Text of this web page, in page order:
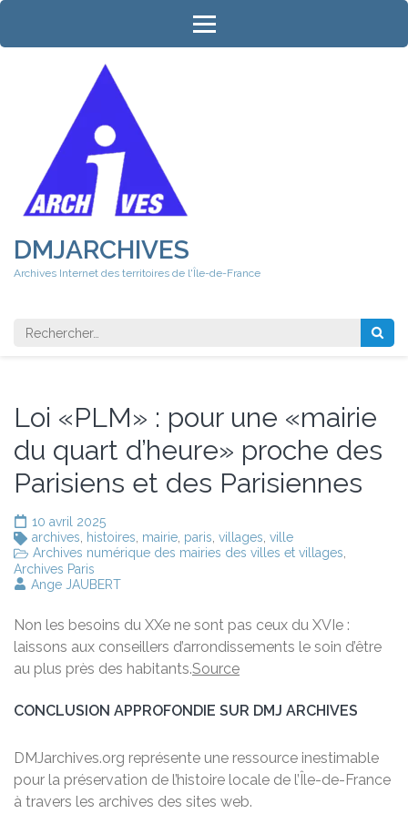
Aller
contenu
DMJARCHIVES
Archives Internet des territoires de l'Île-de-France
Rechercher
Loi «PLM» : pour une «mairie
du quart d’heure» proche des
Parisiens et des Parisiennes
10 avril 2025
archives
histoires mairie paris villages ville
Archives numérique des mairies des villes et villages
Archives Paris
Ange JAUBERT
Non les besoins du XXe ne sont pas ceux du XVIe :
laissons aux conseillers d’arrondissements le soin d’être
au plus près des habitants.Source
CONCLUSION APPROFONDIE SUR DMJ ARCHIVES
DMJarchives.org représente une ressource inestimable
pour la préservation de l’histoire locale de l’Île-de-France
à travers les archives des sites web.